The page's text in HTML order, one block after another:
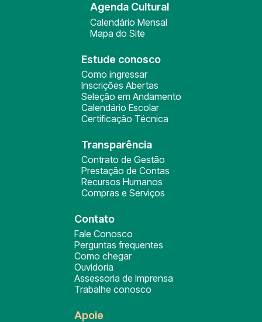
Agenda Cultural
Calendário Mensal
Mapa do Site
Estude conosco
Como ingressar
Inscrições Abertas
Seleção em Andamento
Calendário Escolar
Certificação Técnica
Transparência
Contrato de Gestão
Prestação de Contas
Recursos Humanos
Compras e Serviços
Contato
Fale Conosco
Perguntas frequentes
Como chegar
Ouvidoria
Assessoria de Imprensa
Trabalhe conosco
Apoie